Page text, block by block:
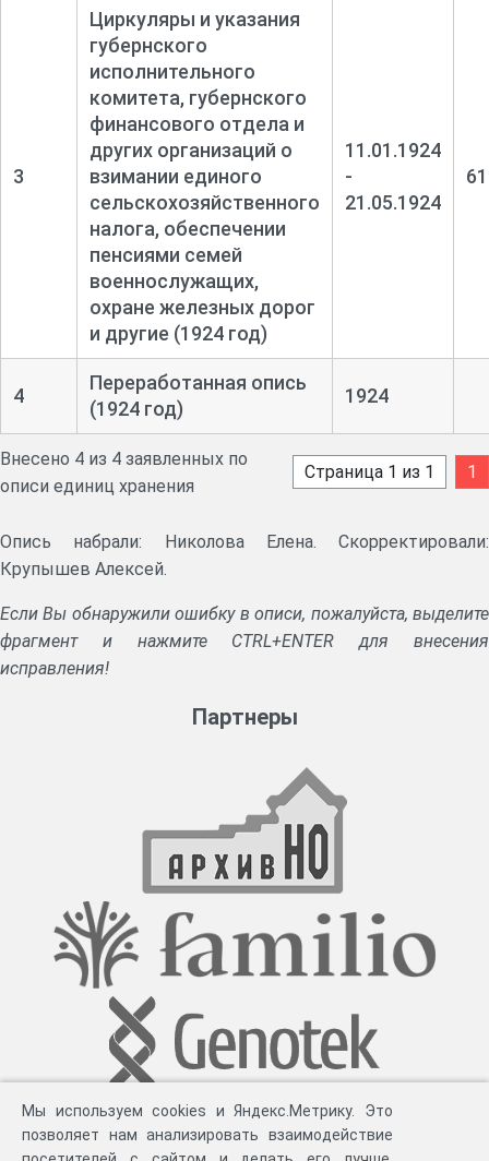
3
Циркуляры и указания
губернского
исполнительного
комитета, губернского
финансового отдела и
других организаций о
взимании единого
сельскохозяйственного
налога, обеспечении
пенсиями семей
военнослужащих,
охране железных дорог
и другие (1924 год)
11.01.1924
-
21.05.1924
61
4
Переработанная опись
(1924 год)
1924
Внесено 4 из 4 заявленных по
описи единиц хранения
Страница 1 из 1 1
Опись набрали: Николова Елена. Скорректировали:
Крупышев Алексей.
Если Вы обнаружили ошибку в описи, пожалуйста, выделите
фрагмент и нажмите CTRL+ENTER для внесения
исправления!
Партнеры
Мы используем cookies и Яндекс.Метрику. Это
позволяет нам анализировать взаимодействие